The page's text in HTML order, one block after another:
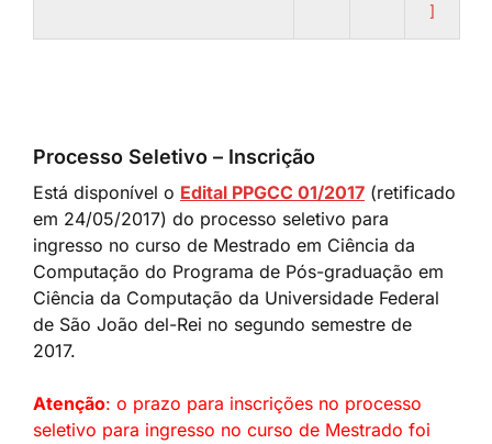
]
Processo Seletivo – Inscrição
Está disponível o Edital PPGCC 01/2017 (retificado
em 24/05/2017) do processo seletivo para
ingresso no curso de Mestrado em Ciência da
Computação do Programa de Pós-graduação em
Ciência da Computação da Universidade Federal
de São João del-Rei no segundo semestre de
2017.
Atenção: o prazo para inscrições no processo
seletivo para ingresso no curso de Mestrado foi